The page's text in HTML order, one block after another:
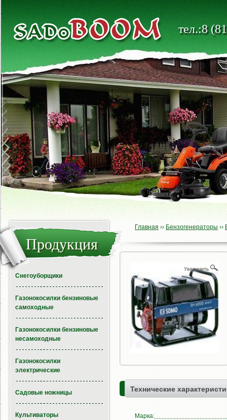
тел.:8
Главная ›› Бензогенераторы ››
Технические
Марка:
Продукция
Снегоуборщики
Газонокосилки бензиновые
самоходные
Газонокосилки бензиновые
несамоходные
Газонокосилки
электрические
Садовые ножницы
Культиваторы